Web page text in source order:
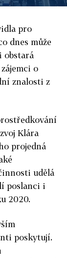
pro
dnes může
obstará
o
znalosti z
Klára
projedná
udělá
poslanci i
2020.
poskytují.